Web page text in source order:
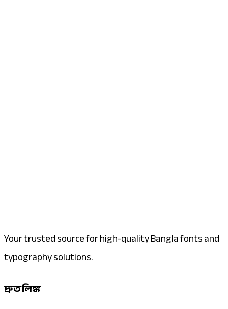
Your trusted source for high-quality Bangla fonts and
typography solutions.
দ্রুত লিঙ্ক